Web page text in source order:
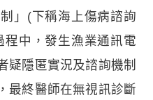
」(下稱海上傷病諮詢
中，發生漁業通訊電
疑隱匿實況及諮詢機制
最終醫師在無視訊診斷